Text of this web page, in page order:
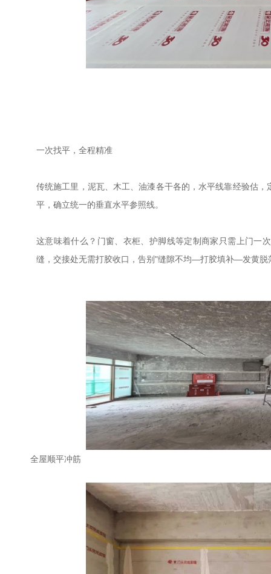
一次找平，全程精准
传统施工里，泥瓦、木工、油漆各干各的，水平线靠经验估
平 ，确立统一的垂直水平参照线。
这意味着什么？门窗、衣柜、护脚线等定制商家只需上门一
缝，交接处无需打胶收口，告别"缝隙不均—打胶填补—发黄脱
全屋顺平冲筋